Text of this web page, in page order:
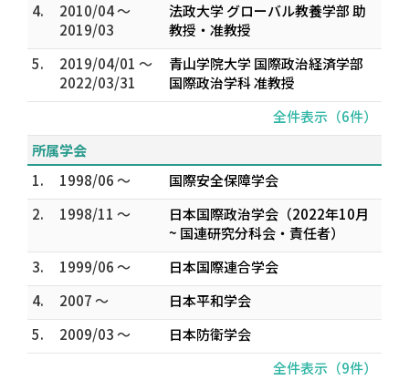
4.
2010/04 ～
2019/03
法政大学 グローバル教養学部 助
教授・准教授
5.
2019/04/01 ～
2022/03/31
青山学院大学 国際政治経済学部
国際政治学科 准教授
全件表示（6件）
所属学会
1.
1998/06 ～
国際安全保障学会
2.
1998/11 ～
日本国際政治学会（2022年10月
~ 国連研究分科会・責任者）
3.
1999/06 ～
日本国際連合学会
4.
2007 ～
日本平和学会
5.
2009/03 ～
日本防衛学会
全件表示（9件）